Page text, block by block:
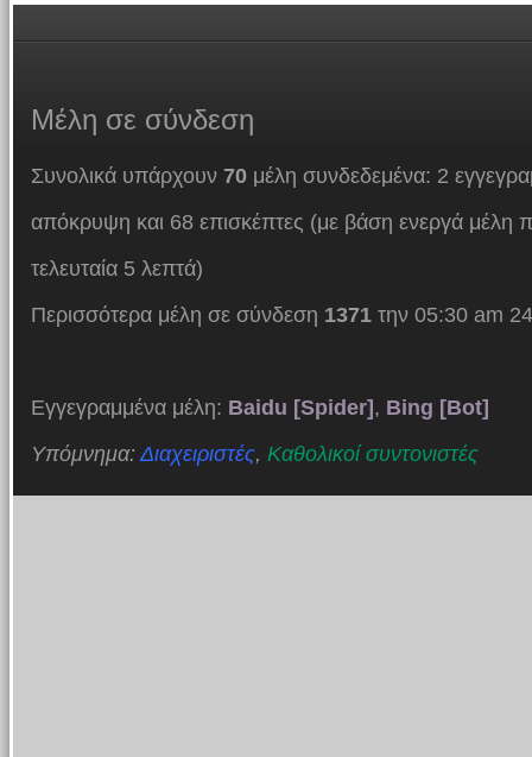
Μέλη σε σύνδεση
Συνολικά υπάρχουν 70μέλη συνδεδεμένα: 2
απόκρυψη και 68 επισκέπτες (με βάση ενεργά μέλη
τελευταία 5 λεπτά)
Περισσότερα μέλη σε σύνδεση 1371την 05:30 am
Εγγεγραμμένα μέλη: Baidu [Spider] , Bing [Bot]
Υπόμνημα:Διαχειριστές, Καθολικοί συντονιστές